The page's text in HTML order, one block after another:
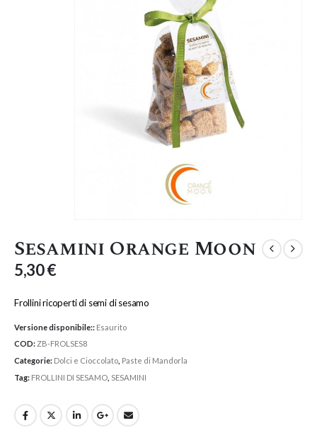
Sesamini Orange Moon
5,30€
Frollini ricoperti di semi di sesamo
Versione disponibile:: Esaurito
COD:ZB-FROLSES8
Categorie: Dolci e Cioccolato Paste di Mandorla
Tag: FROLLINI DI SESAMO SESAMINI